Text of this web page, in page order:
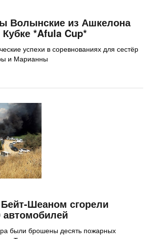
Волынские из Ашкелона
*Afula Cup*
успехи в соревнованиях для сестёр
и Марианны
Шеаном сгорели
были брошены десять пожарных